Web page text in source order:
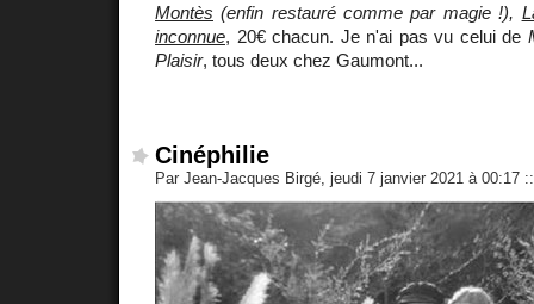
Montès (enfin restauré comme par magie !),
inconnue, 20€ chacun. Je n'ai pas vu celui de
Plaisir, tous deux chez Gaumont...
Cinéphilie
Par Jean-Jacques Birgé, jeudi 7 janvier 2021 à 00:17 ::